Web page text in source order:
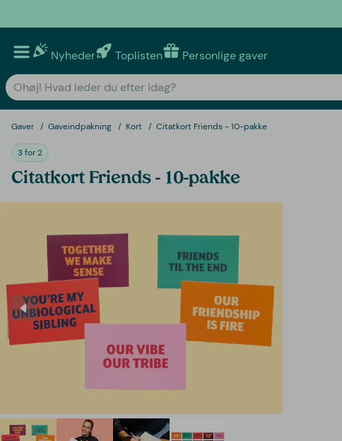
Nyheder Toplisten Personlige gaver
Gaver Gaveindpakning Kort Citatkort Friends - 10-pakke
3 for 2
Citatkort Friends - 10-pakke